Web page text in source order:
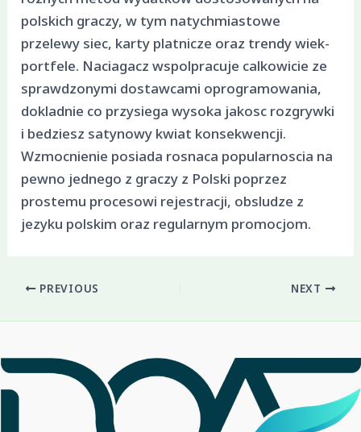
polskich graczy, w tym natychmiastowe
przelewy siec, karty platnicze oraz trendy wiek-
portfele. Naciagacz wspolpracuje calkowicie ze
sprawdzonymi dostawcami oprogramowania,
dokladnie co przysiega wysoka jakosc rozgrywki
i bedziesz satynowy kwiat konsekwencji.
Wzmocnienie posiada rosnaca popularnoscia na
pewno jednego z graczy z Polski poprzez
prostemu procesowi rejestracji, obsludze z
jezyku polskim oraz regularnym promocjom.
PREVIOUS NEXT